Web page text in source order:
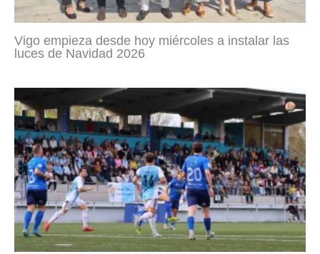
Vigo empieza desde hoy miércoles a instalar las
luces de Navidad 2026